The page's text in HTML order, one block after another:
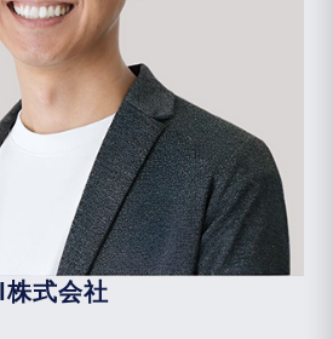
式会社